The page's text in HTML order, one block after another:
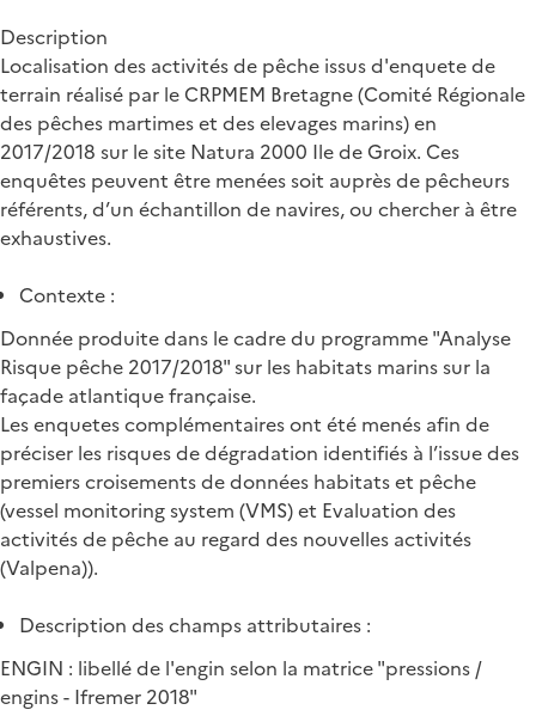
Description
Localisation des activités de pêche issus d'enquete de
terrain réalisé par le CRPMEM Bretagne (Comité Régionale
des pêches martimes et des elevages marins) en
2017/2018 sur le site Natura 2000 Ile de Groix. Ces
enquêtes peuvent être menées soit auprès de pêcheurs
référents, d’un échantillon de navires, ou chercher à être
exhaustives.
Contexte :
Donnée produite dans le cadre du programme "Analyse
Risque pêche 2017/2018" sur les habitats marins sur la
façade atlantique française.
Les enquetes complémentaires ont été menés afin de
préciser les risques de dégradation identifiés à l’issue des
premiers croisements de données habitats et pêche
(vessel monitoring system (VMS) et Evaluation des
activités de pêche au regard des nouvelles activités
(Valpena)).
Description des champs attributaires :
ENGIN : libellé de l'engin selon la matrice "pressions /
engins - Ifremer 2018"